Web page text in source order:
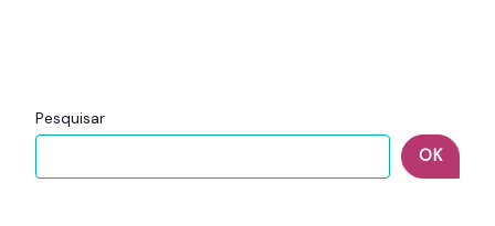
Pesquisar
OK